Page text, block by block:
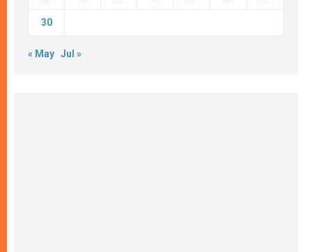
30
« May Jul »